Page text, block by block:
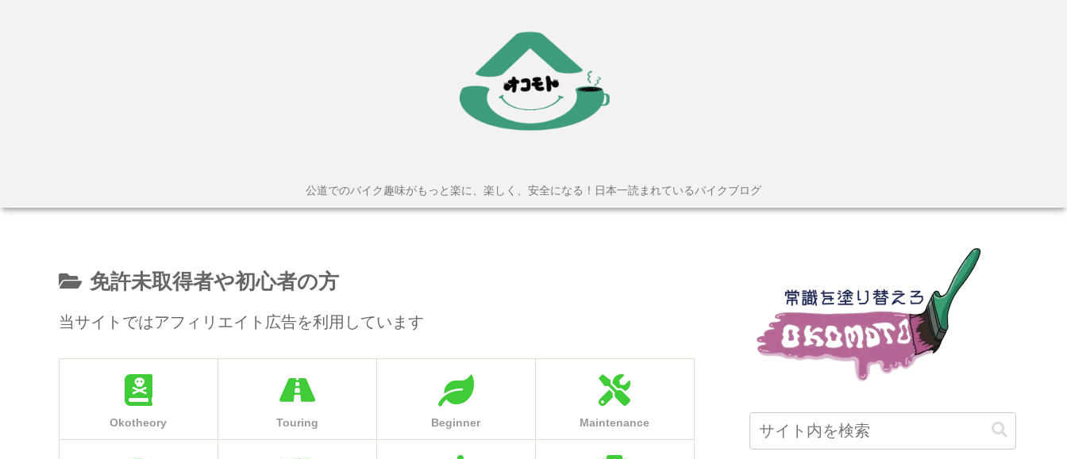
公道でのバイク趣味がもっと楽に、楽しく、安全になる！日本一読まれているバイクブログ
免許未取得者や初心者の方
当サイトではアフィリエイト広告を利用しています
Okotheory Touring Beginner Maintenance